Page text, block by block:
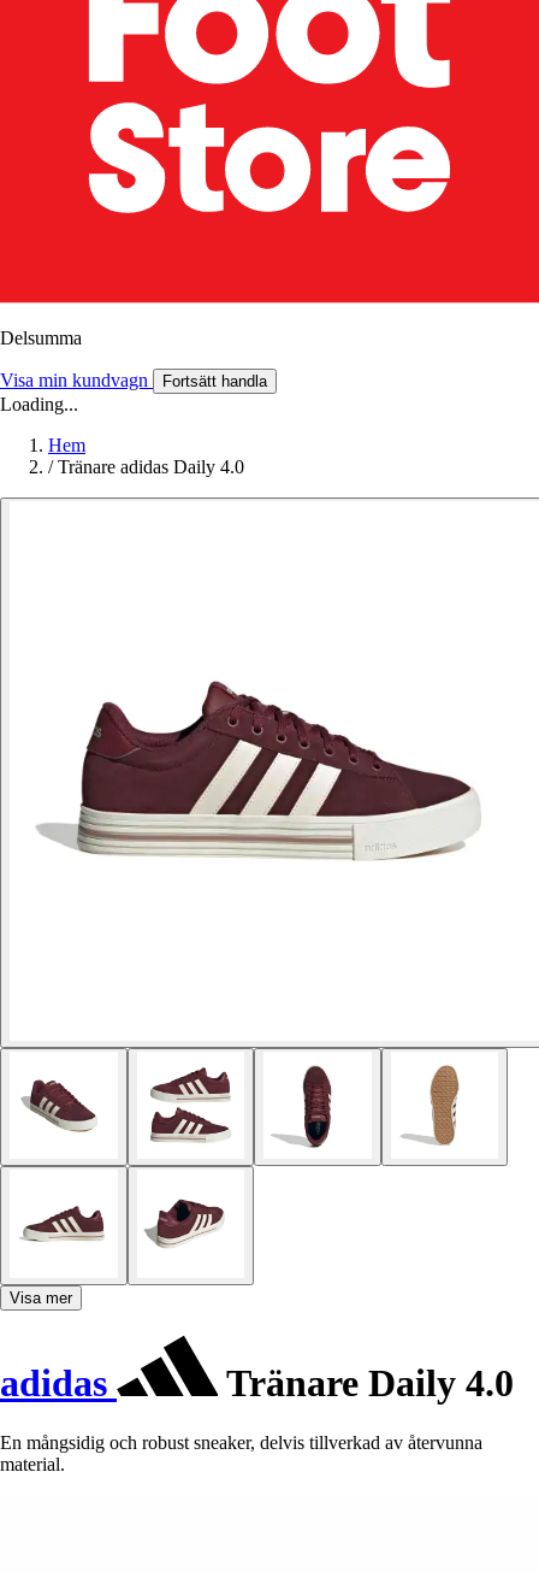
Delsumma
Visa min kundvagn Fortsätt handla
Loading...
Hem
/ Tränare adidas Daily 4.0
Visa mer
adidas Tränare Daily 4.0
En mångsidig och robust sneaker, delvis tillverkad av återvunna
material.